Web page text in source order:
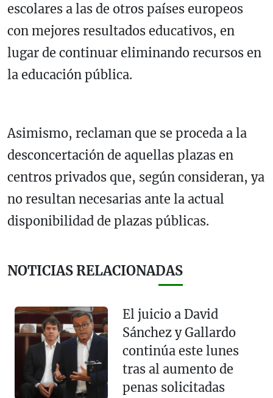
escolares a las de otros países europeos
con mejores resultados educativos, en
lugar de continuar eliminando recursos en
la educación pública.
Asimismo, reclaman que se proceda a la
desconcertación de aquellas plazas en
centros privados que, según consideran, ya
no resultan necesarias ante la actual
disponibilidad de plazas públicas.
NOTICIAS RELACIONADAS
El juicio a David
Sánchez y Gallardo
continúa este lunes
tras al aumento de
penas solicitadas